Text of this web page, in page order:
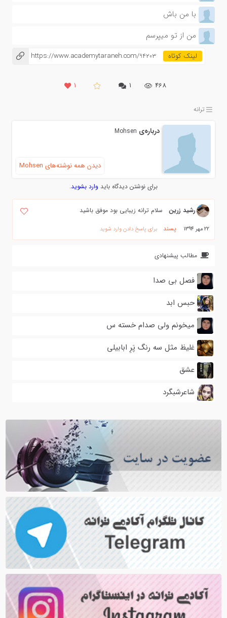
با من باش
من از تو میپرسم
https://www.academytaraneh.com/94203
468 ۱ ۱
ترانه
درباره‌ی Mohsen
دیدن همه نوشته‌های Mohsen
برای نوشتن دیدگاه باید وارد بشوید.
رشید زرین سلام ترانه زیبایی بود موفق باشید
22 مهر 1394 پسند برای پاسخ دادن وارد شوید
مطالب پیشنهادی
فصل بی صدا
حبس ابد
میخونم ولی صدام خسته س
غلیظ مثل سه رنگ پَرِ ابابیلی
عشق
شاعرشبگرد